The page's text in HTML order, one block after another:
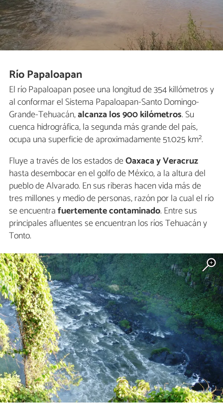
Río Papaloapan
El río Papaloapan posee una longitud de 354 killómetros y
al conformar el Sistema Papaloapan-Santo Domingo-
Grande-Tehuacán,alcanza los 900 kilómetros. Su
cuenca hidrográfica, la segunda más grande del país,
ocupa una superficie de aproximadamente 51.025 km².
Fluye a través de los estados deOaxaca y Veracruz
hasta desembocar en el golfo de México, a la altura del
pueblo de Alvarado. En sus riberas hacen vida más de
tres millones y medio de personas, razón por la cual el río
se encuentrafuertemente contaminado. Entre sus
principales afluentes se encuentran los ríos Tehuacán y
Tonto.